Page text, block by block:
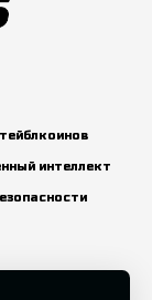
интеллект